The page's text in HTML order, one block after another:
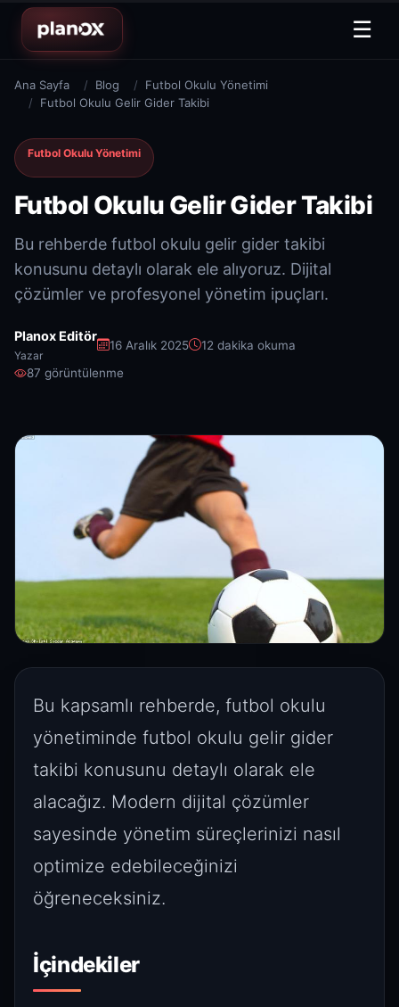
☰
Ana Sayfa Blog
Futbol Okulu Yönetimi
Futbol Okulu Gelir Gider Takibi
Futbol Okulu Yönetimi
Futbol Okulu Gelir Gider Takibi
Bu rehberde futbol okulu gelir gider takibi
konusunu detaylı olarak ele alıyoruz. Dijital
çözümler ve profesyonel yönetim ipuçları.
Planox Editör
Yazar
16 Aralık 2025
12 dakika okuma
87 görüntülenme
Bu kapsamlı rehberde, futbol okulu
yönetiminde futbol okulu gelir gider
takibi konusunu detaylı olarak ele
alacağız. Modern dijital çözümler
sayesinde yönetim süreçlerinizi nasıl
optimize edebileceğinizi
öğreneceksiniz.
İçindekiler